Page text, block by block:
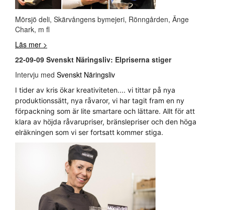
Mörsjö deli, Skärvångens bymejeri, Rönngården, Änge
Chark, m fl
Läs mer >
22-09-09 Svenskt Näringsliv: Elpriserna stiger
Intervju med Svenskt Näringsliv
I tider av kris ökar kreativiteten.... vi tittar på nya
produktionssätt, nya råvaror, vi har tagit fram en ny
förpackning som är lite smartare och lättare. Allt för att
klara av höjda råvarupriser, bränslepriser och den höga
elräkningen som vi ser fortsatt kommer stiga.